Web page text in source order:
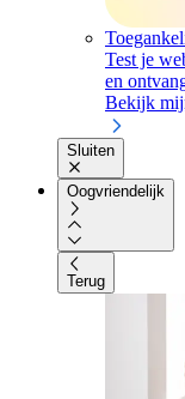
Test je
en
Bekijk
Sluiten
Oogvriendelijk
Terug